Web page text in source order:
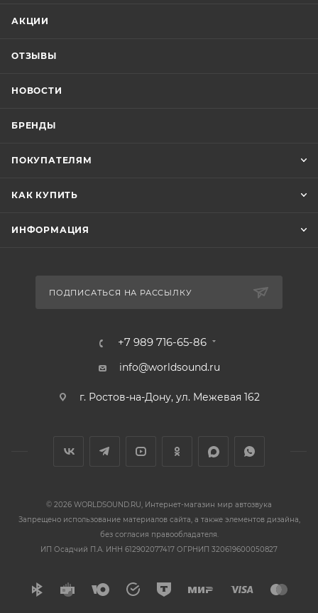
АКЦИИ
ОТЗЫВЫ
НОВОСТИ
БРЕНДЫ
ПОКУПАТЕЛЯМ
КАК КУПИТЬ
ИНФОРМАЦИЯ
ПОДПИСАТЬСЯ НА РАССЫЛКУ
+7 989 716-65-86
info@worldsound.ru
г. Ростов-на-Дону, ул. Межевая 162
© 2026 WORLDSOUND.RU, Интернет-магазин мир автозвука
Запрещено использование материалов сайта, а также элементов дизайна,
без согласия правообладателя.
ИП Осадчий П.А. ИНН 612902077417 ОГРНИП 320619600050827